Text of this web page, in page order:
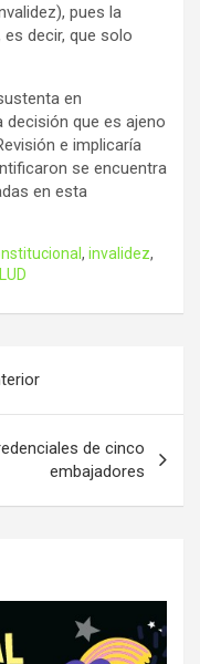
pues la
decir, que solo
en
que es ajeno
e implicaría
se encuentra
en esta
, invalidez,
de cinco
embajadores